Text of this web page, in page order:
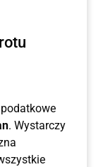
. Wystarczy